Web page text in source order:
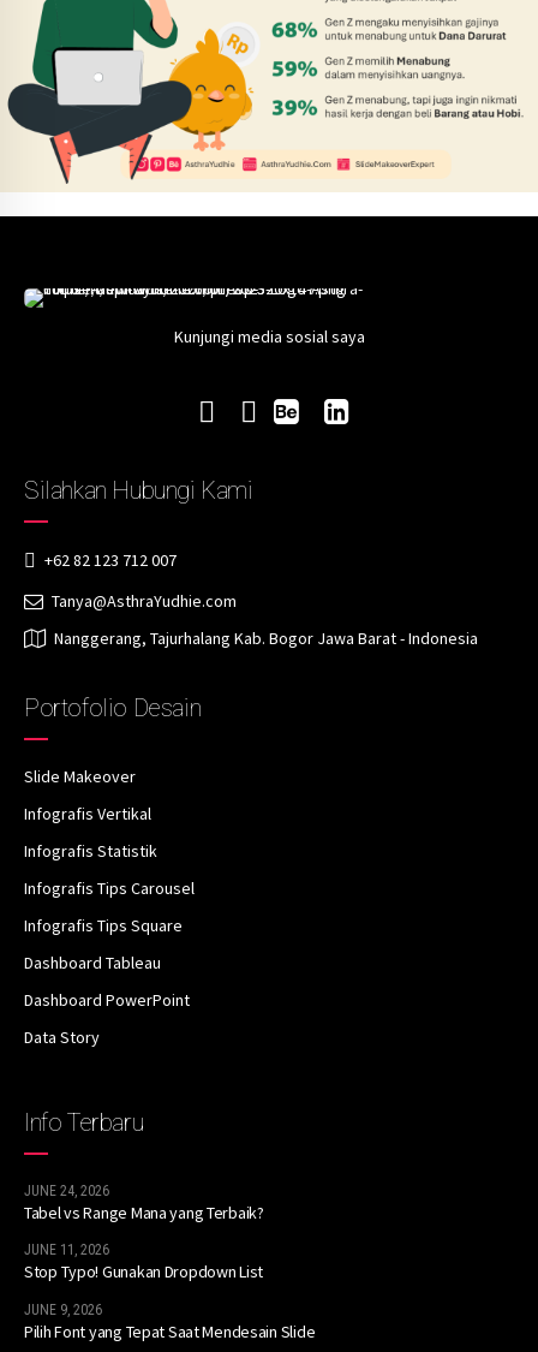
Kunjungi media sosial saya
Silahkan Hubungi Kami
+62 82 123 712 007
Tanya@AsthraYudhie.com
Nanggerang, Tajurhalang Kab. Bogor Jawa Barat - Indonesia
Portofolio Desain
Slide Makeover
Infografis Vertikal
Infografis Statistik
Infografis Tips Carousel
Infografis Tips Square
Dashboard Tableau
Dashboard PowerPoint
Data Story
Info Terbaru
JUNE 24, 2026
Tabel vs Range Mana yang Terbaik?
JUNE 11, 2026
Stop Typo! Gunakan Dropdown List
JUNE 9, 2026
Pilih Font yang Tepat Saat Mendesain Slide